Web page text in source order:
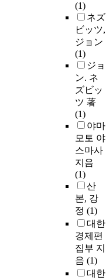
(1)
ネズ
ビッツ,
ジョン
(1)
ジョ
ン. ネ
ズビッ
ツ 著
(1)
야마
모토 야
스마사
지음
(1)
산
본, 강
정 (1)
대한
경제편
집부 지
음 (1)
대한